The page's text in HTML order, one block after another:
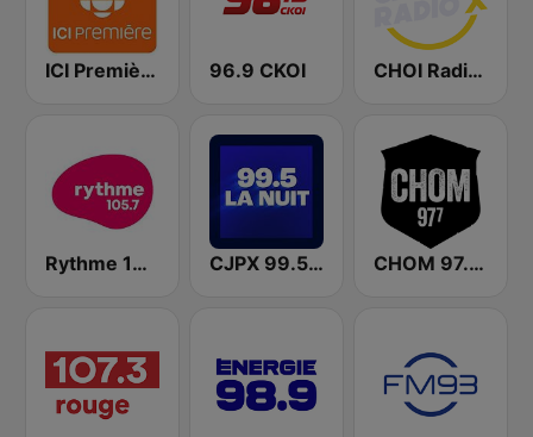
ICI Première Québec 96.9 CKOI CHOI Radio X 98.1 FM
Rythme 105.7 FM CJPX 99.5 MTL CHOM 97.7 FM